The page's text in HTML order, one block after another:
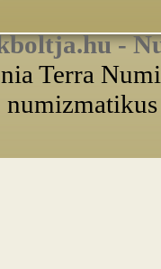
-
Terra
numizmatikus